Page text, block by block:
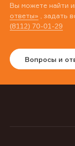
Вы можете найти
ответы» , задать
(8112) 70-01-29
Вопросы и